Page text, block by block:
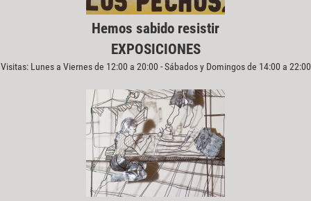
Hemos sabido resistir
EXPOSICIONES
Visitas: Lunes a Viernes de 12:00 a 20:00 - Sábados y Domingos de 14:00 a 22:00